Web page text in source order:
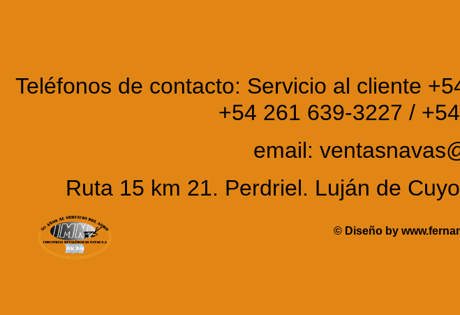
Teléfonos de contacto: Servicio al cliente
+54 261 639-3227 /
email:
Ruta 15 km 21. Perdriel. Luján de
© Diseño by